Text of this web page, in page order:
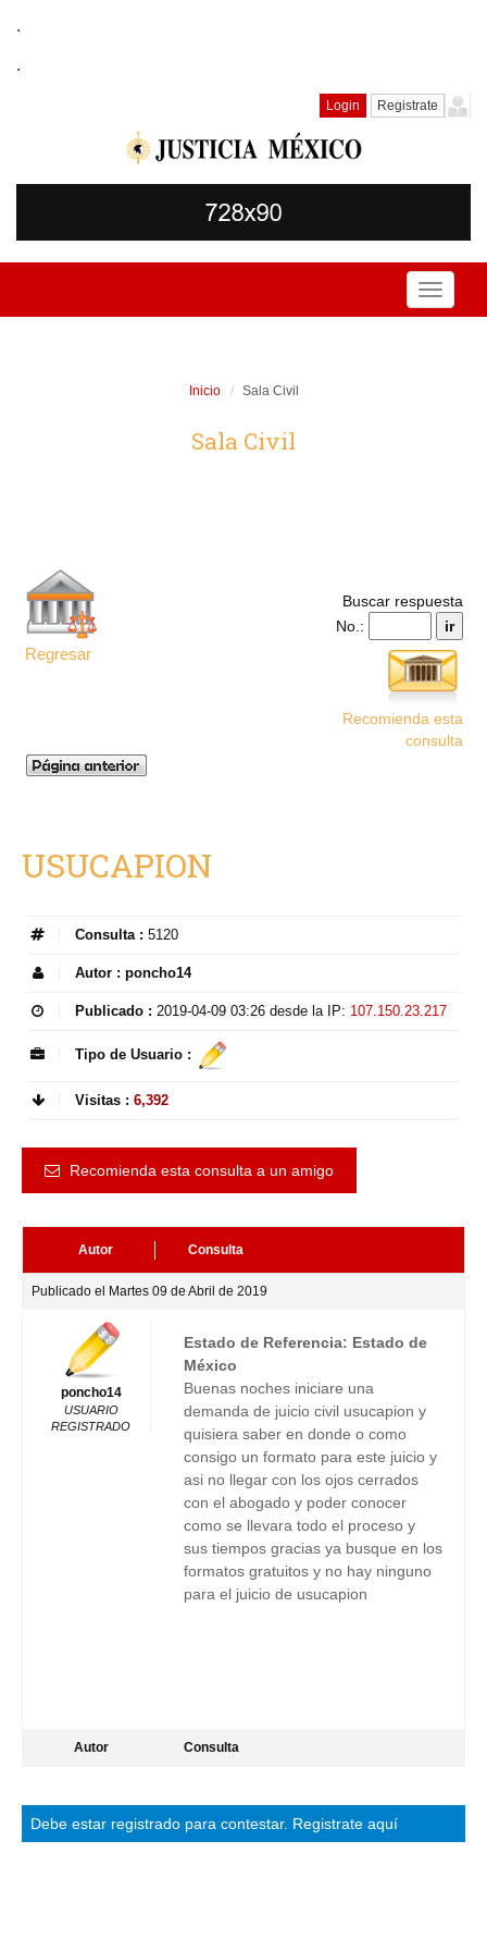
.
.
Login Registrate
Toggle
Inicio Sala Civil
Sala Civil
Regresar
Buscar respuesta
No.:
Recomienda esta
consulta
USUCAPION
Consulta : 5120
Autor : poncho14
Publicado : 2019-04-09 03:26 desde la IP: 107.150.23.217
Tipo de Usuario :
Visitas : 6,392
Recomienda esta consulta a un amigo
Autor Consulta
Publicado el Martes 09 de Abril de 2019
poncho14
USUARIO
REGISTRADO
Estado de Referencia: Estado de
México
Buenas noches iniciare una
demanda de juicio civil usucapion y
quisiera saber en donde o como
consigo un formato para este juicio y
asi no llegar con los ojos cerrados
con el abogado y poder conocer
como se llevara todo el proceso y
sus tiempos gracias ya busque en los
formatos gratuitos y no hay ninguno
para el juicio de usucapion
Autor Consulta
Debe estar registrado para contestar. Registrate aquí